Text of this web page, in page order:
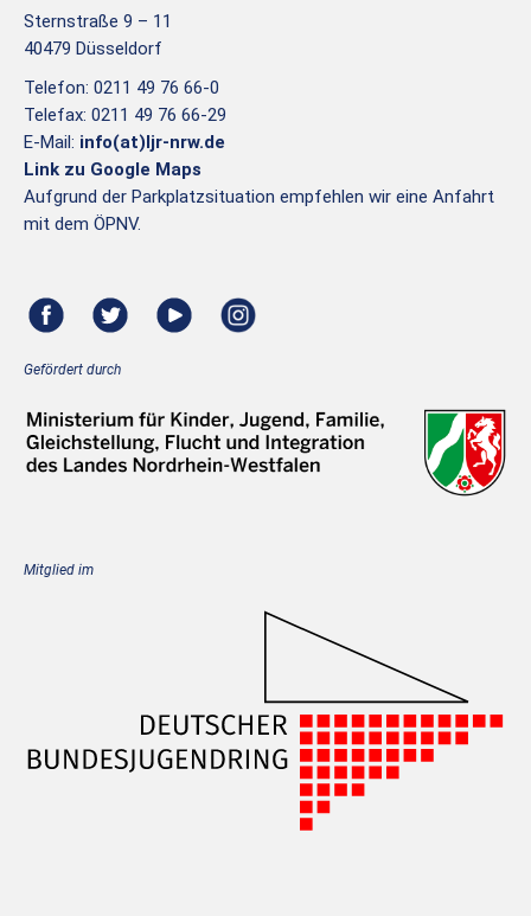
Sternstraße 9 – 11
40479 Düsseldorf
Telefon: 0211 49 76 66-0
Telefax: 0211 49 76 66-29
E-Mail: info(at)ljr-nrw.de
Link zu Google Maps
Aufgrund der Parkplatzsituation empfehlen wir eine Anfahrt
mit dem ÖPNV.
Gefördert durch
Mitglied im